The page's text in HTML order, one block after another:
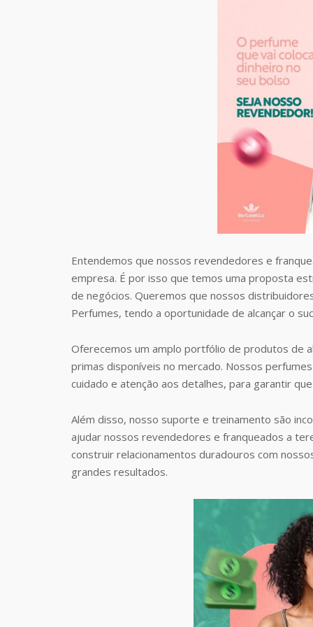
Entendemos que nossos revendedores e
empresa. É por isso que temos uma proposta
de negócios. Queremos que nossos
Perfumes, tendo a oportunidade de alcançar o
Oferecemos um amplo portfólio de produtos de
primas disponíveis no mercado. Nossos
cuidado e atenção aos detalhes, para garantir
Além disso, nosso suporte e treinamento são
ajudar nossos revendedores e franqueados a
construir relacionamentos duradouros com
grandes resultados.